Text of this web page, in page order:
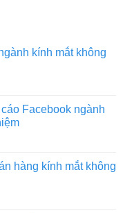
kính mắt không
Facebook ngành
hàng kính mắt không